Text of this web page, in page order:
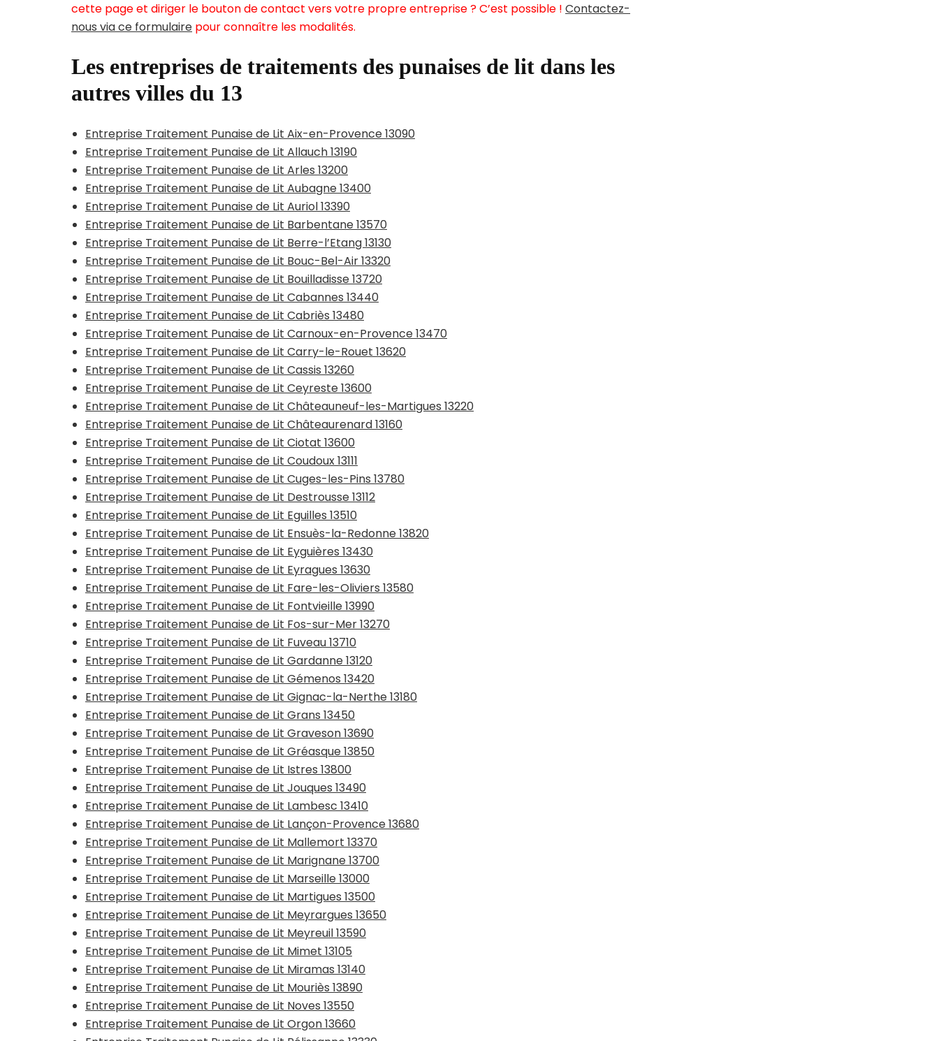
cette page et diriger le bouton de contact vers votre propre entreprise ? C’est possible ! Contactez-
nous via ce formulaire pour connaître les modalités.
Les entreprises de traitements des punaises de lit dans les
autres villes du 13
Entreprise Traitement Punaise de Lit Aix-en-Provence 13090
Entreprise Traitement Punaise de Lit Allauch 13190
Entreprise Traitement Punaise de Lit Arles 13200
Entreprise Traitement Punaise de Lit Aubagne 13400
Entreprise Traitement Punaise de Lit Auriol 13390
Entreprise Traitement Punaise de Lit Barbentane 13570
Entreprise Traitement Punaise de Lit Berre-l’Etang 13130
Entreprise Traitement Punaise de Lit Bouc-Bel-Air 13320
Entreprise Traitement Punaise de Lit Bouilladisse 13720
Entreprise Traitement Punaise de Lit Cabannes 13440
Entreprise Traitement Punaise de Lit Cabriès 13480
Entreprise Traitement Punaise de Lit Carnoux-en-Provence 13470
Entreprise Traitement Punaise de Lit Carry-le-Rouet 13620
Entreprise Traitement Punaise de Lit Cassis 13260
Entreprise Traitement Punaise de Lit Ceyreste 13600
Entreprise Traitement Punaise de Lit Châteauneuf-les-Martigues 13220
Entreprise Traitement Punaise de Lit Châteaurenard 13160
Entreprise Traitement Punaise de Lit Ciotat 13600
Entreprise Traitement Punaise de Lit Coudoux 13111
Entreprise Traitement Punaise de Lit Cuges-les-Pins 13780
Entreprise Traitement Punaise de Lit Destrousse 13112
Entreprise Traitement Punaise de Lit Eguilles 13510
Entreprise Traitement Punaise de Lit Ensuès-la-Redonne 13820
Entreprise Traitement Punaise de Lit Eyguières 13430
Entreprise Traitement Punaise de Lit Eyragues 13630
Entreprise Traitement Punaise de Lit Fare-les-Oliviers 13580
Entreprise Traitement Punaise de Lit Fontvieille 13990
Entreprise Traitement Punaise de Lit Fos-sur-Mer 13270
Entreprise Traitement Punaise de Lit Fuveau 13710
Entreprise Traitement Punaise de Lit Gardanne 13120
Entreprise Traitement Punaise de Lit Gémenos 13420
Entreprise Traitement Punaise de Lit Gignac-la-Nerthe 13180
Entreprise Traitement Punaise de Lit Grans 13450
Entreprise Traitement Punaise de Lit Graveson 13690
Entreprise Traitement Punaise de Lit Gréasque 13850
Entreprise Traitement Punaise de Lit Istres 13800
Entreprise Traitement Punaise de Lit Jouques 13490
Entreprise Traitement Punaise de Lit Lambesc 13410
Entreprise Traitement Punaise de Lit Lançon-Provence 13680
Entreprise Traitement Punaise de Lit Mallemort 13370
Entreprise Traitement Punaise de Lit Marignane 13700
Entreprise Traitement Punaise de Lit Marseille 13000
Entreprise Traitement Punaise de Lit Martigues 13500
Entreprise Traitement Punaise de Lit Meyrargues 13650
Entreprise Traitement Punaise de Lit Meyreuil 13590
Entreprise Traitement Punaise de Lit Mimet 13105
Entreprise Traitement Punaise de Lit Miramas 13140
Entreprise Traitement Punaise de Lit Mouriès 13890
Entreprise Traitement Punaise de Lit Noves 13550
Entreprise Traitement Punaise de Lit Orgon 13660